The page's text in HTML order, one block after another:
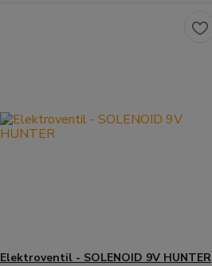
Elektroventil - SOLENOID 9V HUNTER